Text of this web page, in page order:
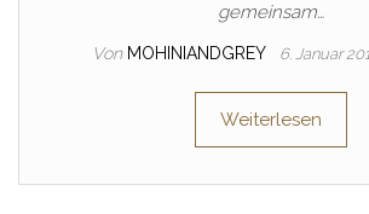
gemeinsam…
Von MOHINIANDGREY 6. Januar
Weiterlesen